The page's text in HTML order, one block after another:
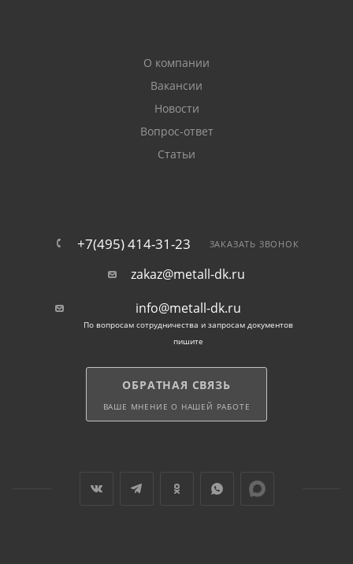
О компании
Вакансии
Новости
Вопрос-ответ
Статьи
+7(495) 414-31-23 ЗАКАЗАТЬ ЗВОНОК
zakaz@metall-dk.ru
info@metall-dk.ru
По вопросам сотрудничества и запросам документов
пишите
ОБРАТНАЯ СВЯЗЬ
ВАШЕ МНЕНИЕ О НАШЕЙ РАБОТЕ